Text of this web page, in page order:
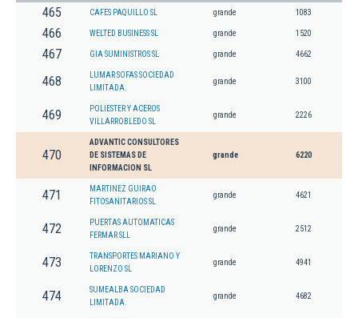
465 CAFES PAQUILLO SL grande 1083
466 WELTED BUSINESS SL grande 1520
467 GIA SUMINISTROS SL grande 4662
468
LUMAR SOFAS SOCIEDAD
LIMITADA.
grande 3100
469
POLIESTER Y ACEROS
VILLARROBLEDO SL
grande 2226
470
ADVANTIC CONSULTORES
DE SISTEMAS DE
INFORMACION SL
grande 6220
471
MARTINEZ GUIRAO
FITOSANITARIOS SL
grande 4621
472
PUERTAS AUTOMATICAS
FERMAR SLL
grande 2512
473
TRANSPORTES MARIANO Y
LORENZO SL
grande 4941
474
SUMEALBA SOCIEDAD
LIMITADA.
grande 4682